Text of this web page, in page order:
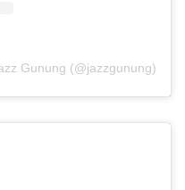
Gunung (@jazzgunung)